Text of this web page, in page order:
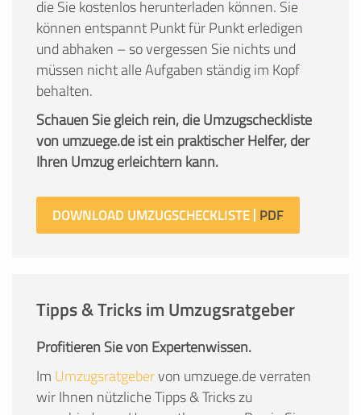
die Sie kostenlos herunterladen können. Sie
können entspannt Punkt für Punkt erledigen
und abhaken – so vergessen Sie nichts und
müssen nicht alle Aufgaben ständig im Kopf
behalten.
Schauen Sie gleich rein, die Umzugscheckliste
von umzuege.de ist ein praktischer Helfer, der
Ihren Umzug erleichtern kann.
DOWNLOAD UMZUGSCHECKLISTE
Tipps & Tricks im Umzugsratgeber
Profitieren Sie von Expertenwissen.
Im Umzugsratgebervon umzuege.de verraten
wir Ihnen nützliche Tipps & Tricks zu